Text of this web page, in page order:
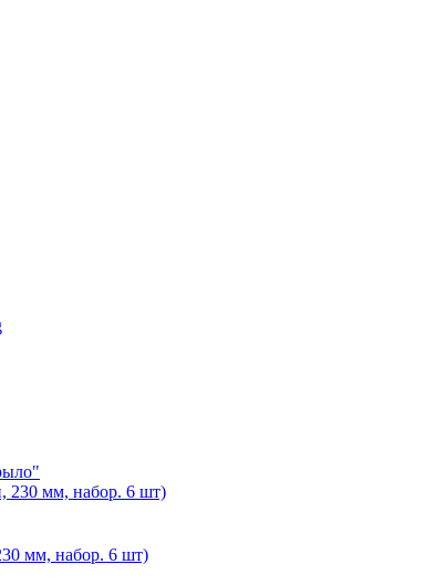
мм, набор. 6 шт)